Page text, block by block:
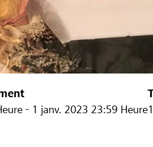
- 1 janv. 2023 23:59 Heure